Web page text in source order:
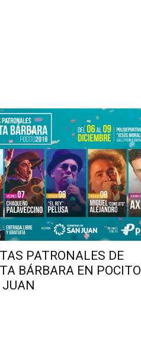
PATRONALES DE
BÁRBARA EN POCITO